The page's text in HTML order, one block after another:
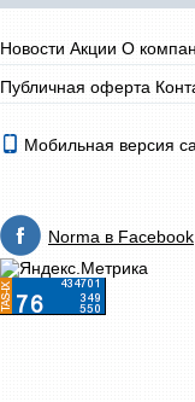
Новости Акции О
Публичная оферта
Мобильная версия
Norma в Facebook